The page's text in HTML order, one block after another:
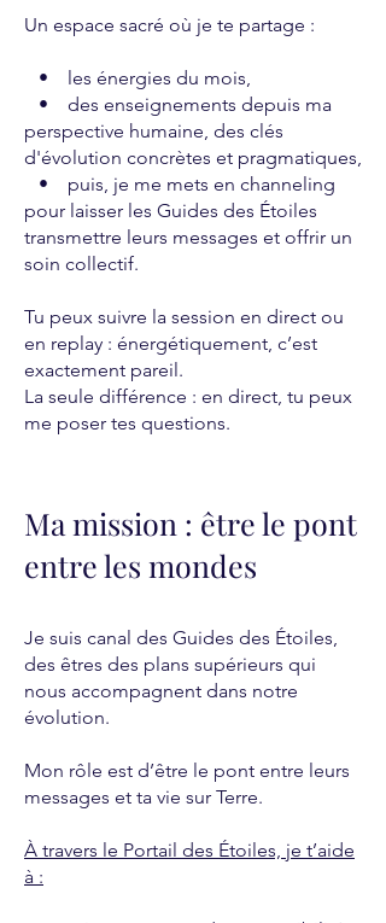
Un espace sacré où je te partage :
• les énergies du mois,
• des enseignements depuis ma
perspective humaine, des clés
d'évolution concrètes et pragmatiques,
• puis, je me mets en channeling
pour laisser les Guides des Étoiles
transmettre leurs messages et offrir un
soin collectif.
Tu peux suivre la session en direct ou
en replay : énergétiquement, c’est
exactement pareil.
La seule différence : en direct, tu peux
me poser tes questions.
Ma mission : être le pont
entre les mondes
Je suis canal des Guides des Étoiles,
des êtres des plans supérieurs qui
nous accompagnent dans notre
évolution.
Mon rôle est d’être le pont entre leurs
messages et ta vie sur Terre.
À travers le Portail des Étoiles, je t’aide
à :